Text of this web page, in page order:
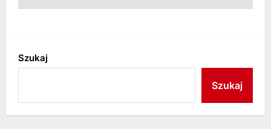
Szukaj
Szukaj